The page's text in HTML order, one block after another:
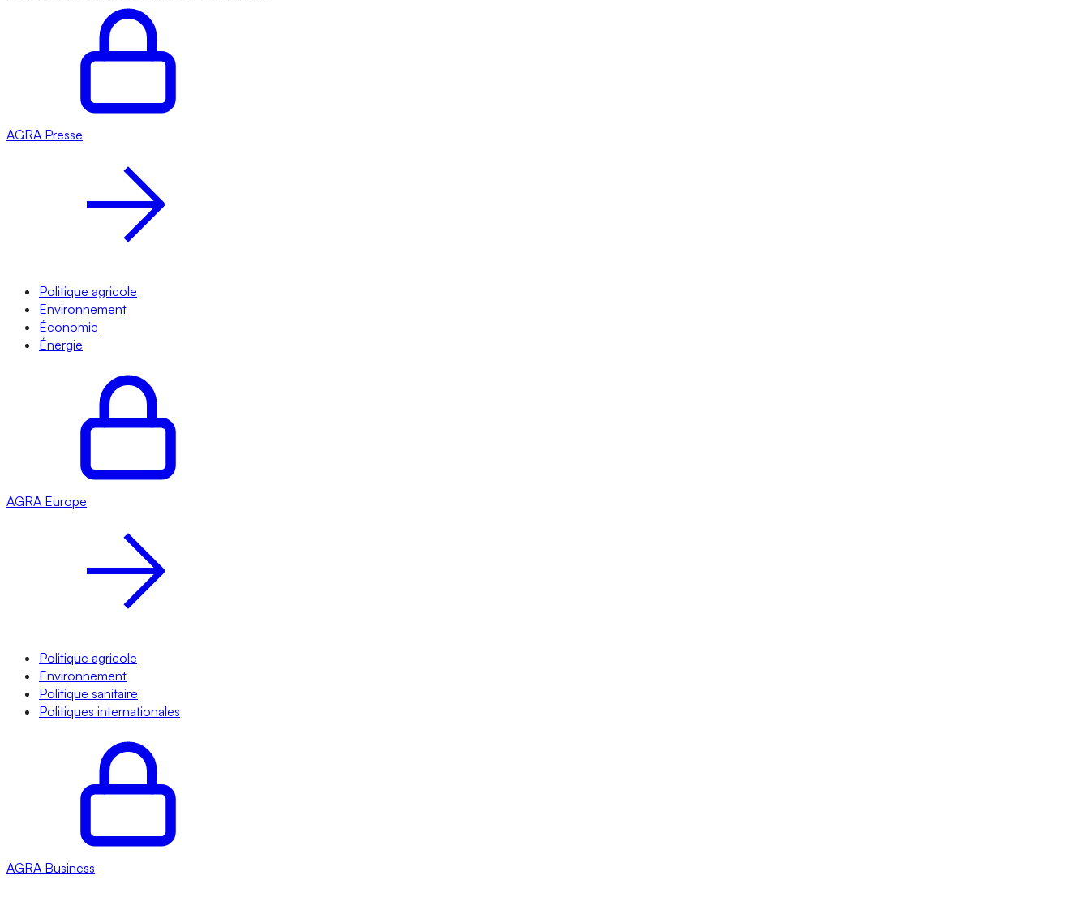
AGRA Presse
Politique agricole
Environnement
Économie
Énergie
AGRA Europe
Politique agricole
Environnement
Politique sanitaire
Politiques internationales
AGRA Business